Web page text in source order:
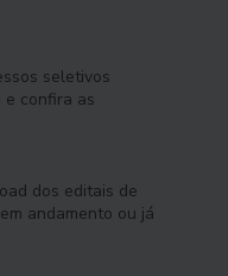
seletivos
e confira as
dos editais de
andamento ou já